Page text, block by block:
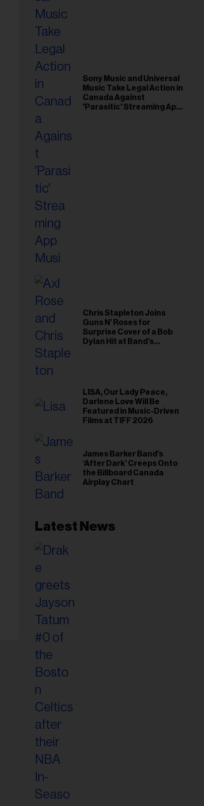
Sony Music and Universal
Music Take Legal Action in
Canada Against
'Parasitic' Streaming App
Chris Stapleton Joins
Guns N’ Roses for
Surprise Cover of a Bob
Dylan Hit at Band’s
LISA, Our Lady Peace,
Darlene Love Will Be
Featured in Music-Driven
Films at TIFF 2026
James Barker Band’s
‘After Dark’ Creeps Onto
the Billboard Canada
Airplay Chart
Latest News